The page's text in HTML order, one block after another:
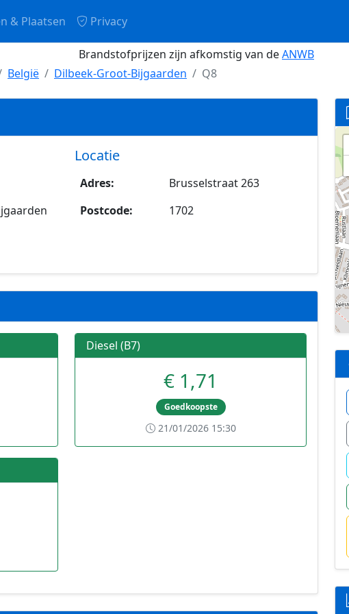
& Plaatsen Privacy
Brandstofprijzen zijn afkomstig van deANWB
België Dilbeek-Groot-Bijgaarden Q8
Locatie
Adres:
Brusselstraat 263
Postcode:
1702
Diesel (B7)
€ 1,71
Goedkoopste
21/01/2026 15:30